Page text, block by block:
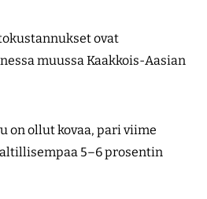
ovat
muussa Kaakkois-Aasian
on ollut kovaa, pari viime
5–6 prosentin